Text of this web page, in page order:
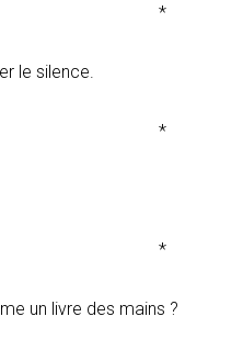
*
le silence.
*
*
un livre des mains ?